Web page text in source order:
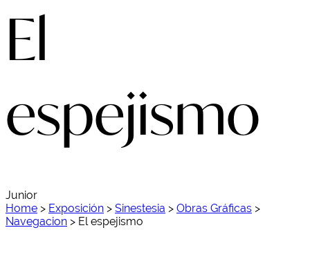
El
espejismo
Junior
Home > Exposición > Sinestesia > Obras Gráficas >
Navegacion > El espejismo